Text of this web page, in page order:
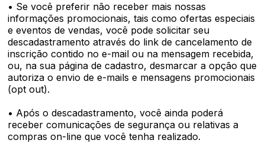
• Se você preferir não receber mais nossas
informações promocionais, tais como ofertas especiais
e eventos de vendas, você pode solicitar seu
descadastramento através do link de cancelamento de
inscrição contido no e-mail ou na mensagem recebida,
ou, na sua página de cadastro, desmarcar a opção que
autoriza o envio de e-mails e mensagens promocionais
(opt out).
• Após o descadastramento, você ainda poderá
receber comunicações de segurança ou relativas a
compras on-line que você tenha realizado.